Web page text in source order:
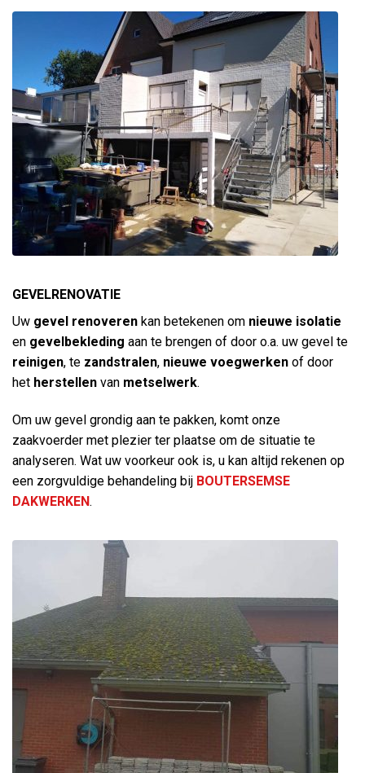
GEVELRENOVATIE
Uw gevel renoveren kan betekenen om nieuwe isolatie
en gevelbekleding aan te brengen of door o.a. uw gevel te
reinigen, te zandstralen, nieuwe voegwerken of door
het herstellen van metselwerk.
Om uw gevel grondig aan te pakken, komt onze
zaakvoerder met plezier ter plaatse om de situatie te
analyseren. Wat uw voorkeur ook is, u kan altijd rekenen op
een zorgvuldige behandeling bij BOUTERSEMSE
DAKWERKEN.